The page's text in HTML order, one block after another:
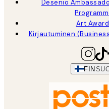
Desenio
Art
Kirjautuminen
FIN